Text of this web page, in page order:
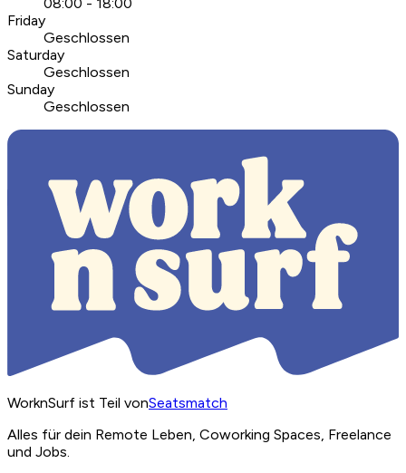
08:00 - 18:00
Friday
Geschlossen
Saturday
Geschlossen
Sunday
Geschlossen
WorknSurf ist Teil vonSeatsmatch
Alles für dein Remote Leben, Coworking Spaces, Freelance
und Jobs.